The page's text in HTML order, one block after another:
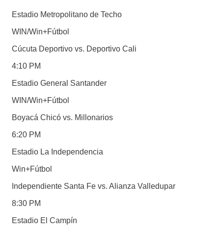
Estadio Metropolitano de Techo
WIN/Win+Fútbol
Cúcuta Deportivo vs. Deportivo Cali
4:10 PM
Estadio General Santander
WIN/Win+Fútbol
Boyacá Chicó vs. Millonarios
6:20 PM
Estadio La Independencia
Win+Fútbol
Independiente Santa Fe vs. Alianza Valledupar
8:30 PM
Estadio El Campín